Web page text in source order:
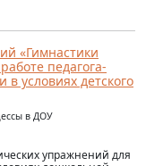
«Гимнастики
педагога-
условиях детского
в ДОУ
упражнений для